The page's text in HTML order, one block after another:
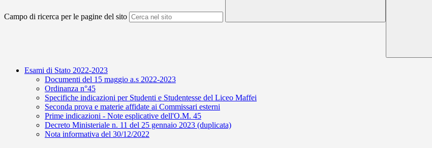
Campo di ricerca per le pagine del sito
Esami di Stato 2022-2023
Documenti del 15 maggio a.s 2022-2023
Ordinanza n°45
Specifiche indicazioni per Studenti e Studentesse del Liceo Maffei
Seconda prova e materie affidate ai Commissari esterni
Prime indicazioni - Note esplicative dell'O.M. 45
Decreto Ministeriale n. 11 del 25 gennaio 2023 (duplicata)
Nota informativa del 30/12/2022